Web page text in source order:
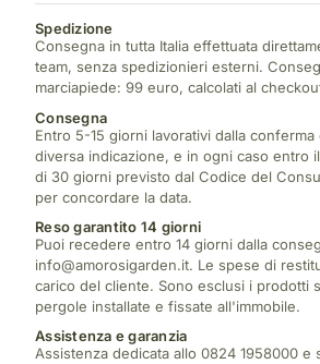
Spedizione
Consegna in tutta Italia effettuata
team, senza spedizionieri esterni.
marciapiede: 99 euro, calcolati al
Consegna
Entro 5-15 giorni lavorativi dalla
diversa indicazione, e in ogni caso entro
di 30 giorni previsto dal Codice del
per concordare la data.
Reso garantito 14 giorni
Puoi recedere entro 14 giorni dalla
info@amorosigarden.it. Le spese di
carico del cliente. Sono esclusi i prodotti
pergole installate e fissate all'immobile.
Assistenza e garanzia
Assistenza dedicata allo 0824 1958000 e